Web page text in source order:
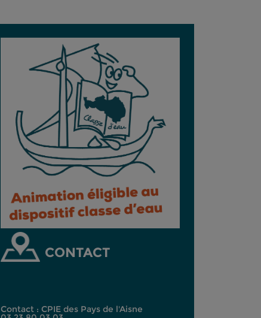
CONTACT
Contact : CPIE des Pays de l'Aisne